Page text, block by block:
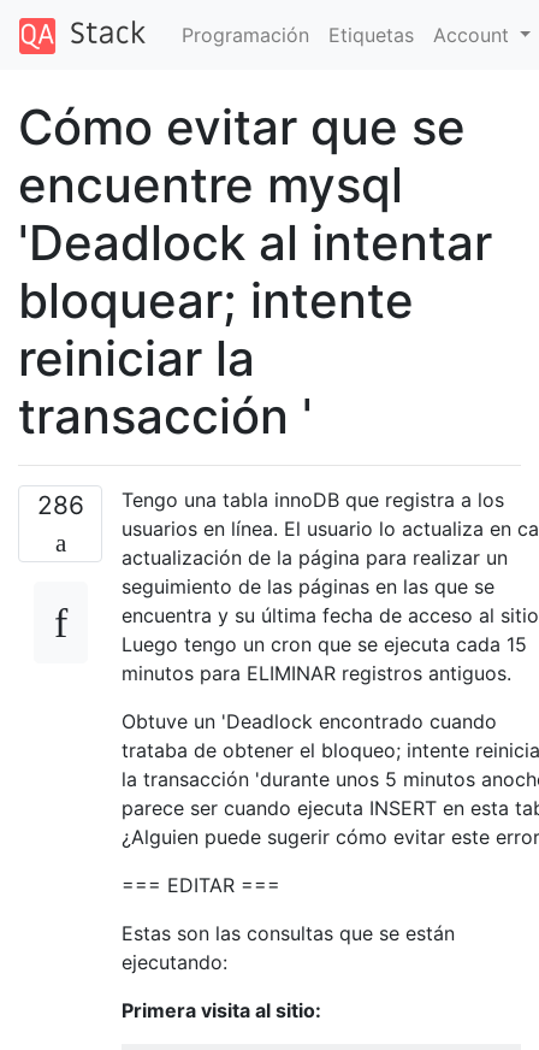
Programación Etiquetas Account
Cómo evitar que se
encuentre mysql
'Deadlock al intentar
bloquear; intente
reiniciar la
transacción '
286
Tengo una tabla innoDB que registra a los
usuarios en línea. El usuario lo actualiza en
actualización de la página para realizar un
seguimiento de las páginas en las que se
encuentra y su última fecha de acceso al
Luego tengo un cron que se ejecuta cada 15
minutos para ELIMINAR registros antiguos.
Obtuve un 'Deadlock encontrado cuando
trataba de obtener el bloqueo; intente
la transacción 'durante unos 5 minutos
parece ser cuando ejecuta INSERT en esta
¿Alguien puede sugerir cómo evitar este
=== EDITAR ===
Estas son las consultas que se están
ejecutando:
Primera visita al sitio: